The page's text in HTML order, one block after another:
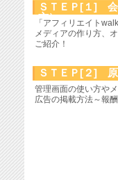
ＳＴＥＰ[１] 会
方）
「アフィリエイト
メディアの作り方、
ご紹介！
ＳＴＥＰ[２] 原
管理画面の使い方やメ
広告の掲載方法～報